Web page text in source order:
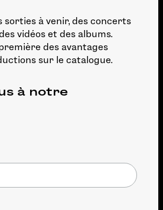
sorties à venir, des concerts
vidéos et des albums.
des avantages
sur le catalogue.
à notre